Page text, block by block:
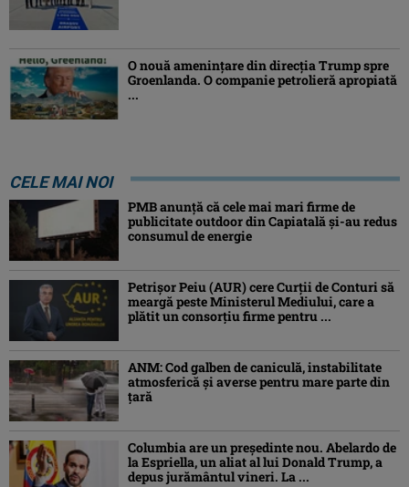
O nouă amenințare din direcția Trump spre
Groenlanda. O companie petrolieră apropiată
...
CELE MAI NOI
PMB anunță că cele mai mari firme de
publicitate outdoor din Capiatală și-au redus
consumul de energie
Petrişor Peiu (AUR) cere Curții de Conturi să
meargă peste Ministerul Mediului, care a
plătit un consorţiu firme pentru ...
ANM: Cod galben de caniculă, instabilitate
atmosferică și averse pentru mare parte din
țară
Columbia are un președinte nou. Abelardo de
la Espriella, un aliat al lui Donald Trump, a
depus jurământul vineri. La ...